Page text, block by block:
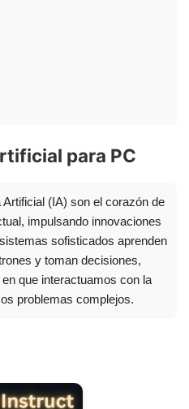
para PC
(IA) son el corazón de
impulsando innovaciones
sofisticados aprenden
y toman decisiones,
que interactuamos con la
problemas complejos.